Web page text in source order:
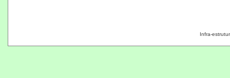
Infra-